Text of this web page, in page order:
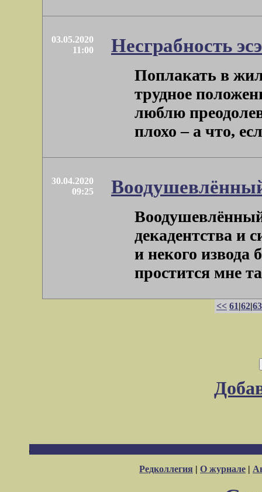
03.05.2020
11:00
Несграбность
Поплакать в
трудное
люблю
плохо – а что,
30.04.2020
09:25
декадентства и
и некого извода
простится мне
<< 61|62|63
Редколлегия | О журнале |